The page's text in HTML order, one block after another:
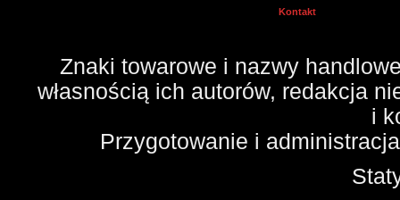
Kontakt
Znaki towarowe i nazwy
własnością ich autorów, redakcja
i
Przygotowanie i